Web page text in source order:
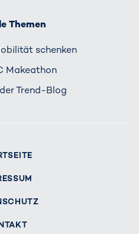
Themen
schenken
Makeathon
Trend-Blog